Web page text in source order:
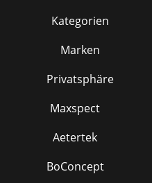
Kategorien
Marken
Privatsphäre
Maxspect
Aetertek
BoConcept